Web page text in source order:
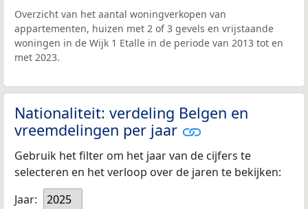
Overzicht van het aantal woningverkopen van
appartementen, huizen met 2 of 3 gevels en vrijstaande
woningen in de Wijk 1 Etalle in de periode van 2013 tot en
met 2023.
Nationaliteit: verdeling Belgen en
vreemdelingen per jaar
Gebruik het filter om het jaar van de cijfers te
selecteren en het verloop over de jaren te bekijken:
Jaar:
2025